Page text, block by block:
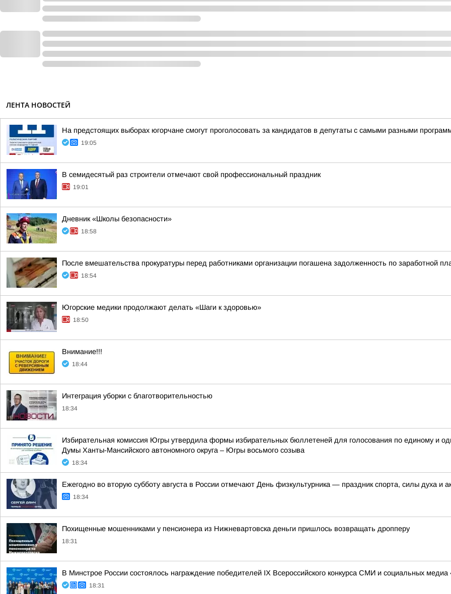
ЛЕНТА НОВОСТЕЙ
На предстоящих выборах югорчане смогут проголосовать за кандидатов в депутаты с самыми разными
19:05
В семидесятый раз строители отмечают свой профессиональный праздник
19:01
Дневник «Школы безопасности»
18:58
После вмешательства прокуратуры перед работниками организации погашена задолженность по заработной
18:54
Югорские медики продолжают делать «Шаги к здоровью»
18:50
Внимание!!!
18:44
Интеграция уборки с благотворительностью
18:34
Избирательная комиссия Югры утвердила формы избирательных бюллетеней для голосования по единому и
Думы Ханты-Мансийского автономного округа – Югры восьмого созыва
18:34
Ежегодно во вторую субботу августа в России отмечают День физкультурника — праздник спорта, силы духа и
18:34
Похищенные мошенниками у пенсионера из Нижневартовска деньги пришлось возвращать дропперу
18:31
В Минстрое России состоялось награждение победителей IX Всероссийского конкурса СМИ и социальных
18:31